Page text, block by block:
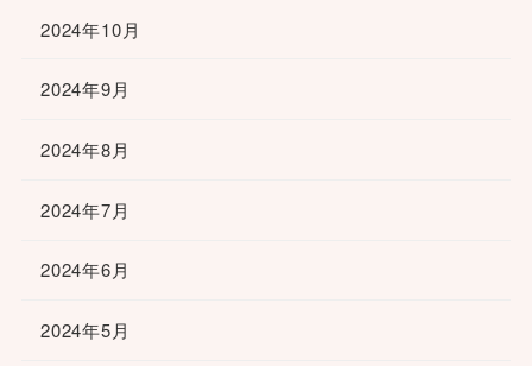
2024年10月
2024年9月
2024年8月
2024年7月
2024年6月
2024年5月